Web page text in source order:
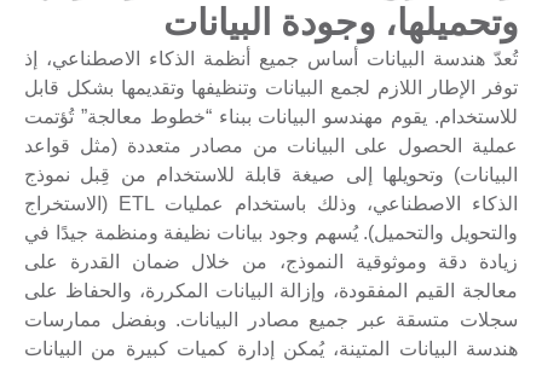
وتحميلها، وجودة البيانات
تُعدّ هندسة البيانات أساس جميع أنظمة الذكاء الاصطناعي، إذ
توفر الإطار اللازم لجمع البيانات وتنظيفها وتقديمها بشكل قابل
للاستخدام. يقوم مهندسو البيانات ببناء “خطوط معالجة” تُؤتمت
عملية الحصول على البيانات من مصادر متعددة (مثل قواعد
البيانات) وتحويلها إلى صيغة قابلة للاستخدام من قِبل نموذج
الذكاء الاصطناعي، وذلك باستخدام عمليات ETL (الاستخراج
والتحويل والتحميل). يُسهم وجود بيانات نظيفة ومنظمة جيدًا في
زيادة دقة وموثوقية النموذج، من خلال ضمان القدرة على
معالجة القيم المفقودة، وإزالة البيانات المكررة، والحفاظ على
سجلات متسقة عبر جميع مصادر البيانات. وبفضل ممارسات
هندسة البيانات المتينة، يُمكن إدارة كميات كبيرة من البيانات